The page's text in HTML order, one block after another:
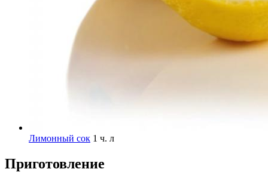
Лимонный сок 1 ч. л
Приготовление